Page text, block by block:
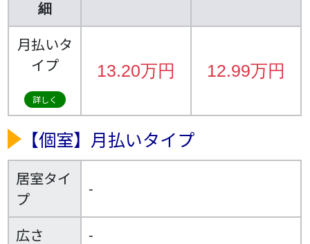
細
月払いタ
イプ
詳しく
13.20万円 12.99万円
【個室】 月払いタイプ
居室タイ
プ
-
広さ -